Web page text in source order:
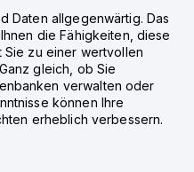
Daten allgegenwärtig. Das
die Fähigkeiten, diese
Sie zu einer wertvollen
gleich, ob Sie
verwalten oder
können Ihre
erheblich verbessern.